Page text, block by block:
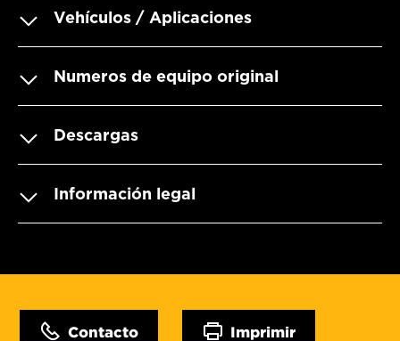
Vehículos / Aplicaciones
Numeros de equipo original
Descargas
Información legal
Contacto Imprimir